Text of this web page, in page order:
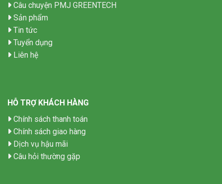
Câu chuyện PMJ GREENTECH
Sản phẩm
Tin tức
Tuyển dụng
Liên hệ
HỖ TRỢ KHÁCH HÀNG
Chính sách thanh toán
Chính sách giao hàng
Dịch vụ hậu mãi
Câu hỏi thường gặp